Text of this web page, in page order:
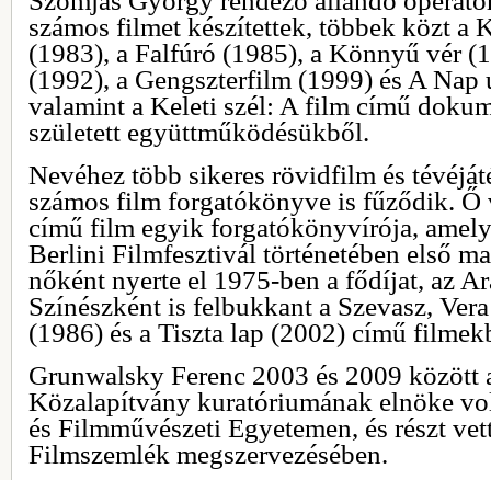
számos filmet készítettek, többek közt a
(1983), a Falfúró (1985), a Könnyű vér
(1992), a Gengszterfilm (1999) és A
valamint a Keleti szél: A film című
született együttműködésükből.
Nevéhez több sikeres rövidfilm és
számos film forgatókönyve is fűződik. Ő
című film egyik forgatókönyvírója,
Berlini Filmfesztivál történetében első
nőként nyerte el 1975-ben a fődíjat, az
Színészként is felbukkant a Szevasz,
(1986) és a Tiszta lap (2002) című
Grunwalsky Ferenc 2003 és 2009
Közalapítvány kuratóriumának elnöke
és Filmművészeti Egyetemen, és részt
Filmszemlék megszervezésében.